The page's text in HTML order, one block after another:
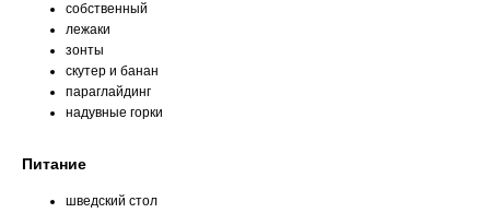
собственный
лежаки
зонты
скутер и банан
параглайдинг
надувные горки
Питание
шведский стол